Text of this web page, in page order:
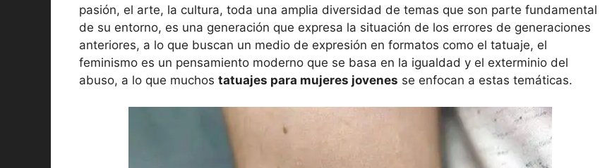
pasión, el arte, la cultura, toda una amplia diversidad de temas que son parte fundamental
de su entorno, es una generación que expresa la situación de los errores de generaciones
anteriores, a lo que buscan un medio de expresión en formatos como el tatuaje, el
feminismo es un pensamiento moderno que se basa en la igualdad y el exterminio del
abuso, a lo que muchos tatuajes para mujeres jovenes se enfocan a estas temáticas.